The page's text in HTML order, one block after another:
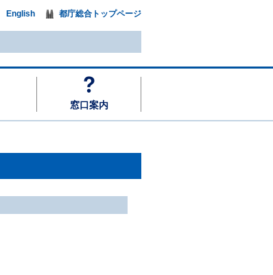
窓口案内
English 都庁総合トップページ